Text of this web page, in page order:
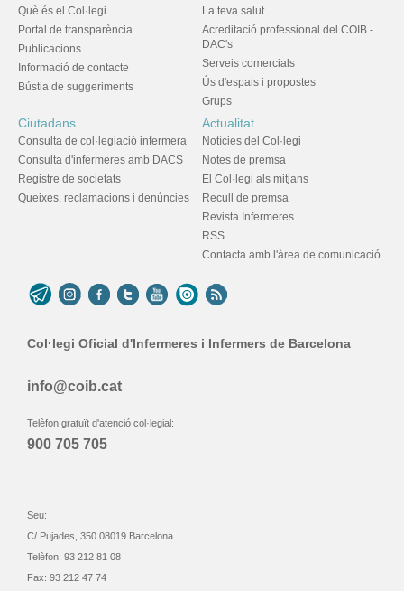
Què és el Col·legi
Portal de transparència
Publicacions
Informació de contacte
Bústia de suggeriments
La teva salut
Acreditació professional del COIB -
DAC's
Serveis comercials
Ús d'espais i propostes
Grups
Ciutadans
Consulta de col·legiació infermera
Consulta d'infermeres amb DACS
Registre de societats
Queixes, reclamacions i denúncies
Actualitat
Notícies del Col·legi
Notes de premsa
El Col·legi als mitjans
Recull de premsa
Revista Infermeres
RSS
Contacta amb l'àrea de comunicació
Col·legi Oficial d'Infermeres i Infermers de Barcelona
info@coib.cat
Telèfon gratuït d'atenció col·legial:
900 705 705
Seu:
C/ Pujades, 350 08019 Barcelona
Telèfon: 93 212 81 08
Fax: 93 212 47 74